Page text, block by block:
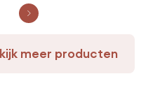
meer producten